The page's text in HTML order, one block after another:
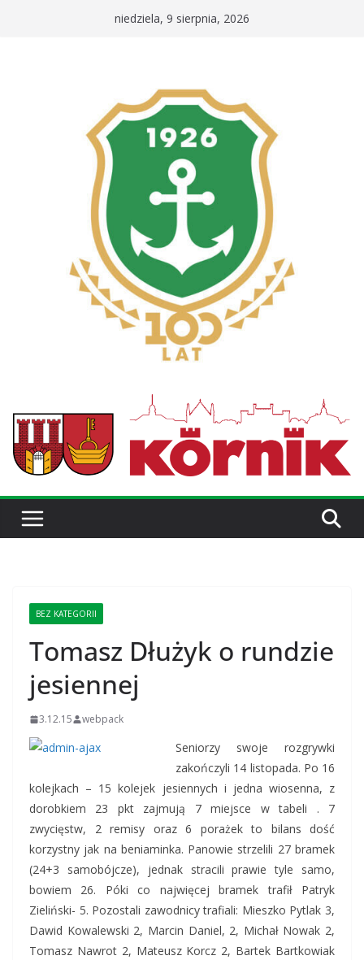
niedziela, 9 sierpnia, 2026
BEZ KATEGORII
Tomasz Dłużyk o rundzie
jesiennej
3.12.15 webpack
Seniorzy swoje rozgrywki
zakończyli 14 listopada. Po 16
kolejkach – 15 kolejek jesiennych i jedna wiosenna, z
dorobkiem 23 pkt zajmują 7 miejsce w tabeli . 7
zwycięstw, 2 remisy oraz 6 porażek to bilans dość
korzystny jak na beniaminka. Panowie strzelili 27 bramek
(24+3 samobójcze), jednak stracili prawie tyle samo,
bowiem 26. Póki co najwięcej bramek trafił Patryk
Zieliński- 5. Pozostali zawodnicy trafiali: Mieszko Pytlak 3,
Dawid Kowalewski 2, Marcin Daniel, 2, Michał Nowak 2,
Tomasz Nawrot 2, Mateusz Korcz 2, Bartek Bartkowiak